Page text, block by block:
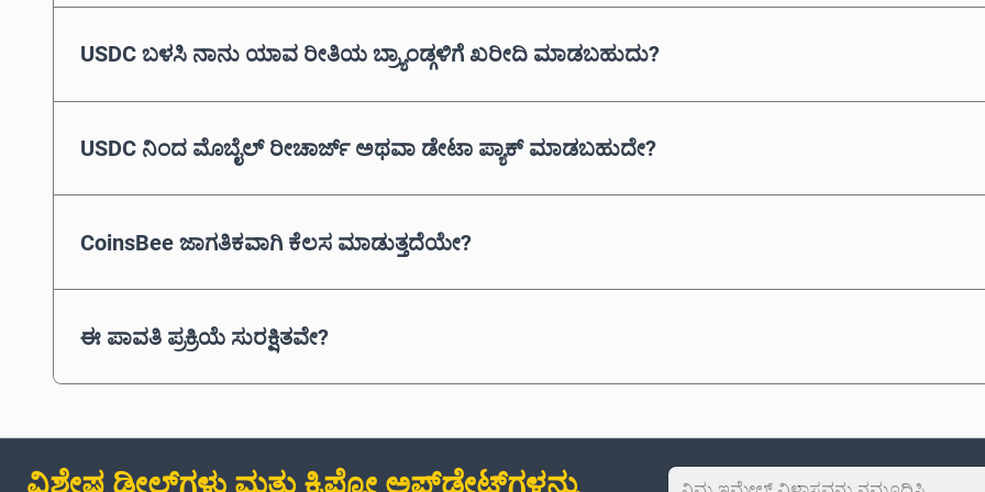
USDC ಬಳಸಿ ನಾನು ಯಾವ ರೀತಿಯ ಬ್ರ್ಯಾಂಡ್ಗಳಿಗೆ ಖರೀದಿ ಮಾಡಬಹುದು?
USDC ನಿಂದ ಮೊಬೈಲ್ ರೀಚಾರ್ಜ್ ಅಥವಾ ಡೇಟಾ ಪ್ಯಾಕ್ ಮಾಡಬಹುದೇ?
CoinsBee ಜಾಗತಿಕವಾಗಿ ಕೆಲಸ ಮಾಡುತ್ತದೆಯೇ?
ಈ ಪಾವತಿ ಪ್ರಕ್ರಿಯೆ ಸುರಕ್ಷಿತವೇ?
ವಿಶೇಷ ಡೀಲ್‌ಗಳು ಮತ್ತು ಕ್ರಿಪ್ಟೋ ಅಪ್‌ಡೇಟ್‌ಗಳನ್ನು